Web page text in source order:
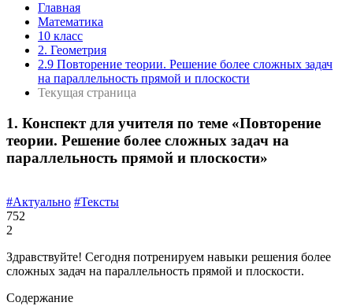
Главная
Математика
10 класс
2. Геометрия
2.9 Повторение теории. Решение более сложных задач
на параллельность прямой и плоскости
Текущая страница
1. Конспект для учителя по теме «Повторение
теории. Решение более сложных задач на
параллельность прямой и плоскости»
#Актуально #Тексты
752
2
Здравствуйте! Сегодня потренируем навыки решения более
сложных задач на параллельность прямой и плоскости.
Содержание